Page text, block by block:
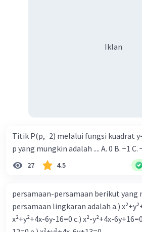
Iklan
Titik P(p,−2) melalui fungsi kuadrat
p yang mungkin adalah .... A. 0 B. −1 C.
27 4.5
persamaan-persamaan berikut yang
persamaan lingkaran adalah a.) x²+y²+4x-6y-12=0 b.)
x²+y²+4x-6y-16=0 c.) x²-y²+4x-